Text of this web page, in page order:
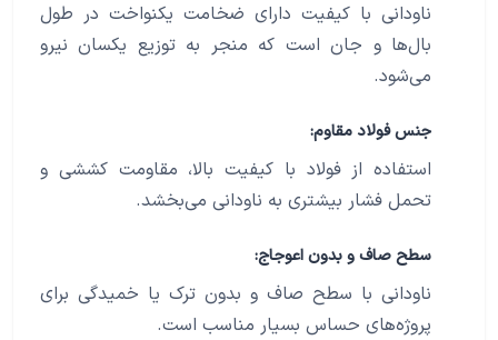
ناودانی با کیفیت دارای ضخامت یکنواخت در طول
بال‌ها و جان است که منجر به توزیع یکسان نیرو
می‌شود.
جنس فولاد مقاوم:
استفاده از فولاد با کیفیت بالا، مقاومت کششی و
تحمل فشار بیشتری به ناودانی می‌بخشد.
سطح صاف و بدون اعوجاج:
ناودانی با سطح صاف و بدون ترک یا خمیدگی برای
پروژه‌های حساس بسیار مناسب است.